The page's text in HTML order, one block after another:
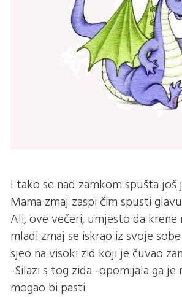
I tako se nad zamkom spušta još
Mama zmaj zaspi čim spusti
Ali, ove večeri, umjesto da krene
mladi zmaj se iskrao iz svoje
sjeo na visoki zid koji je čuvao
-Silazi s tog zida -opomijala ga je
mogao bi pasti